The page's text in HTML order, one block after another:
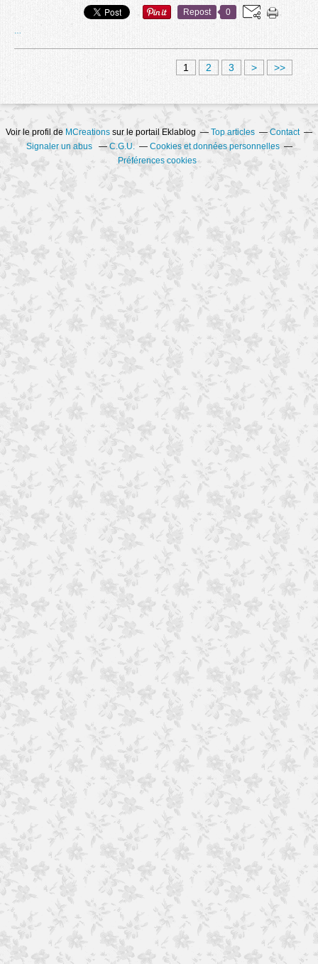
Repost 0
1 2 3 > >>
Voir le profil de MCreations sur le portail Eklablog Top articles
Contact
Signaler un abus
C.G.U.
Cookies et données personnelles
Préférences cookies